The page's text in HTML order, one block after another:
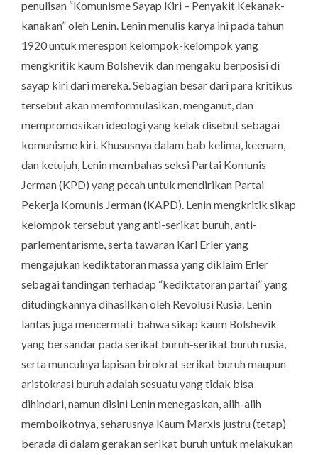
penulisan “Komunisme Sayap Kiri – Penyakit Kekanak-
kanakan” oleh Lenin. Lenin menulis karya ini pada tahun
1920 untuk merespon kelompok-kelompok yang
mengkritik kaum Bolshevik dan mengaku berposisi di
sayap kiri dari mereka. Sebagian besar dari para kritikus
tersebut akan memformulasikan, menganut, dan
mempromosikan ideologi yang kelak disebut sebagai
komunisme kiri. Khususnya dalam bab kelima, keenam,
dan ketujuh, Lenin membahas seksi Partai Komunis
Jerman (KPD) yang pecah untuk mendirikan Partai
Pekerja Komunis Jerman (KAPD). Lenin mengkritik sikap
kelompok tersebut yang anti-serikat buruh, anti-
parlementarisme, serta tawaran Karl Erler yang
mengajukan kediktatoran massa yang diklaim Erler
sebagai tandingan terhadap “kediktatoran partai” yang
ditudingkannya dihasilkan oleh Revolusi Rusia. Lenin
lantas juga mencermati bahwa sikap kaum Bolshevik
yang bersandar pada serikat buruh-serikat buruh rusia,
serta munculnya lapisan birokrat serikat buruh maupun
aristokrasi buruh adalah sesuatu yang tidak bisa
dihindari, namun disini Lenin menegaskan, alih-alih
memboikotnya, seharusnya Kaum Marxis justru (tetap)
berada di dalam gerakan serikat buruh untuk melakukan